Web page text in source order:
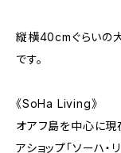
縦横40cmぐらいの
です。
《SoHa Living》
オアフ島を中心に現
アショップ「ソーハ